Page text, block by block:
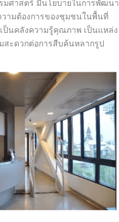
มศาสตร์ มีนโยบายในการพัฒนา
วามต้องการของชุมชนในพื้นที่
ป็นคลังความรู้คุณภาพ เป็นแหล่ง
สะดวกต่อการสืบค้นหลากรูป